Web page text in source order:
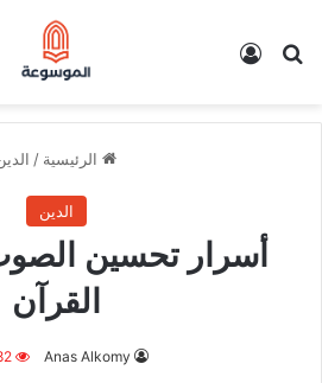
بحث عن
الرئيسية /
الدين
أسرار تحسين
القرآن
Anas Alkomy